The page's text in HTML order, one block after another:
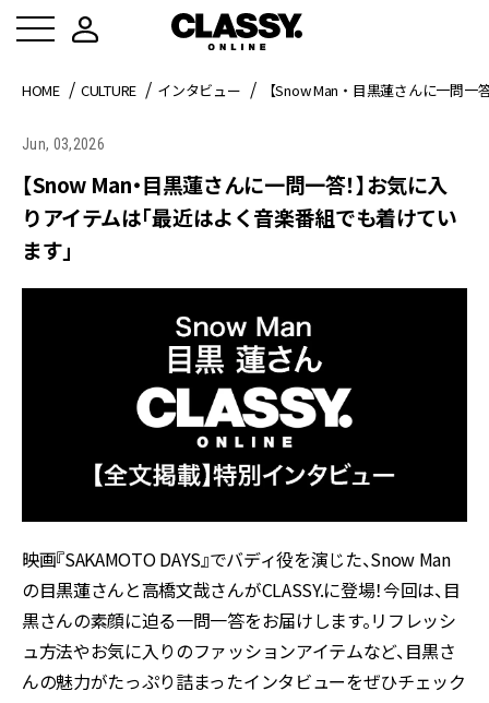
HOME CULTURE インタビュー 【Snow Man・目黒蓮さんに一問
Jun, 03,2026
【Snow Man・目黒蓮さんに一問一答！】お気に入
りアイテムは「最近はよく音楽番組でも着けてい
ます」
映画『SAKAMOTO DAYS』でバディ役を演じた、Snow Man
の目黒蓮さんと高橋文哉さんがCLASSY.に登場！今回は、目
黒さんの素顔に迫る一問一答をお届けします。リフレッシ
ュ方法やお気に入りのファッションアイテムなど、目黒さ
んの魅力がたっぷり詰まったインタビューをぜひチェック